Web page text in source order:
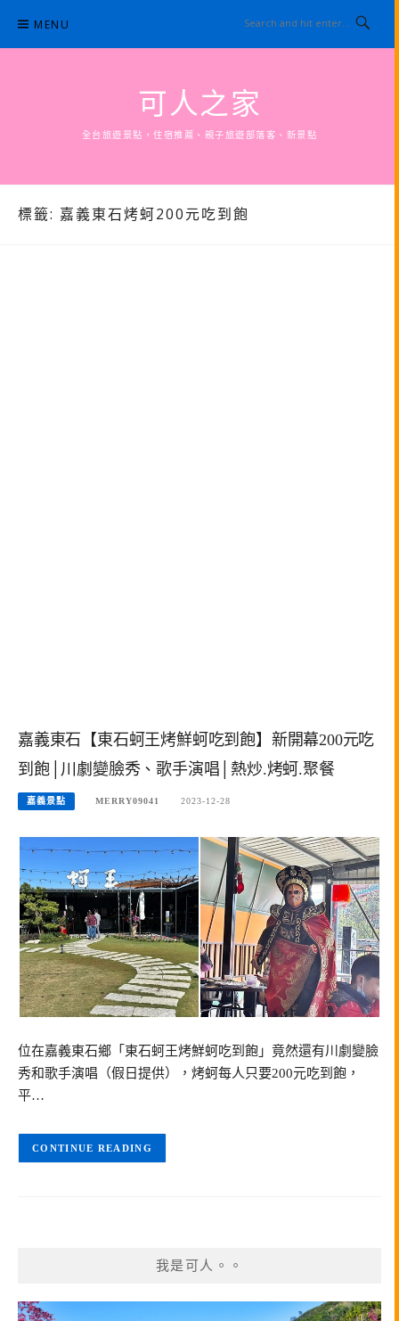
content
MENU
可人之家
全台旅遊景點，住宿推薦、親子旅遊部落客、新景點
標籤: 嘉義東石烤蚵200元吃到飽
嘉義東石【東石蚵王烤鮮蚵吃到飽】新開幕200元吃
到飽│川劇變臉秀、歌手演唱│熱炒.烤蚵.聚餐
嘉義景點 MERRY09041 2023-12-28
位在嘉義東石鄉「東石蚵王烤鮮蚵吃到飽」竟然還有川劇變臉
秀和歌手演唱（假日提供），烤蚵每人只要200元吃到飽，
平…
CONTINUE READING
我是可人。。